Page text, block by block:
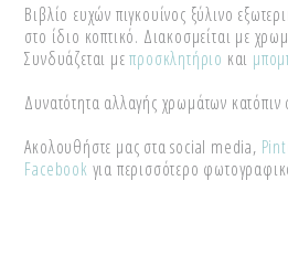
quantity
Βιβλίο ευχών πιγκουίνος ξύλινο
στο ίδιο κοπτικό. Διακοσμείται με
Συνδυάζεται μεπροσκλητήριο και
Δυνατότητα αλλαγής χρωμάτων κατόπιν
Ακολουθήστε μας στα social media,
Facebook για περισσότερο